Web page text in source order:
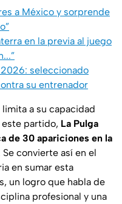
a México y sorprende
en la previa al juego
seleccionado
su entrenador
a su capacidad
este partido, La Pulga
de 30 apariciones en la
Se convierte así en el
en sumar esta
un logro que habla de
profesional y una